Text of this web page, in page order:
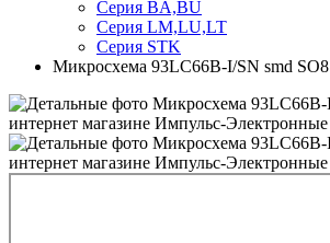
Серия BA,BU
Серия LM,LU,LT
Серия STK
Микросхема 93LC66B-I/SN smd SO8